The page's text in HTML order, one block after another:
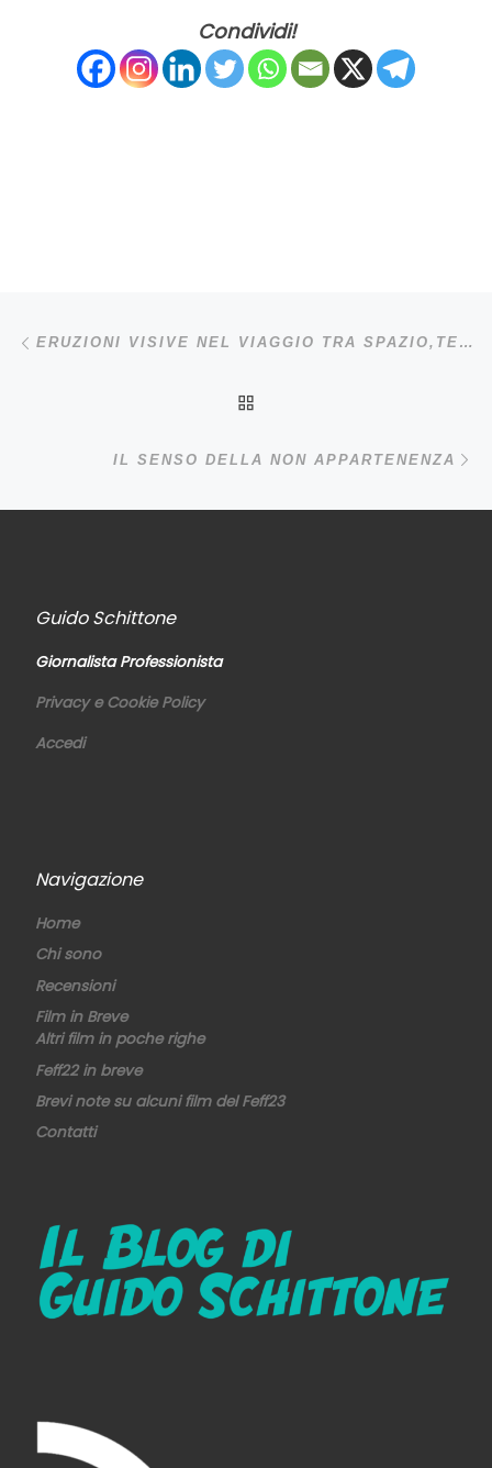
Condividi!
Navigazione articoli ERUZIONI VISIVE NEL VIAGGIO TRA SPAZIO,TEMPO E UOMO
IL SENSO DELLA NON APPARTENENZA
Guido Schittone
Giornalista Professionista
Privacy e Cookie Policy
Accedi
Navigazione
Home
Chi sono
Recensioni
Film in Breve
Altri film in poche righe
Feff22 in breve
Brevi note su alcuni film del Feff23
Contatti